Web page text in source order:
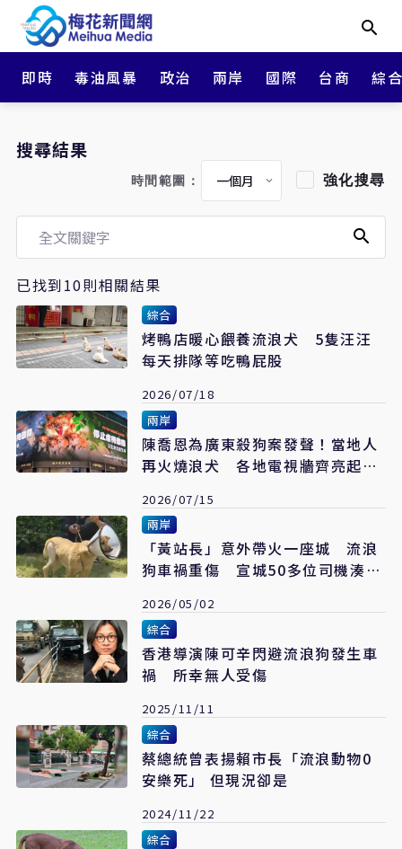
即時 毒油風暴 政治 兩岸 國際 台商 綜
搜尋結果
時間範圍： 強化搜尋
已找到10則相關結果
綜合
烤鴨店暖心餵養流浪犬 5隻汪汪
每天排隊等吃鴨屁股
2026/07/18
兩岸
陳喬恩為廣東殺狗案發聲！當地人
再火燒浪犬 各地電視牆齊亮起
2026/07/15
兩岸
「黃站長」意外帶火一座城 流浪
狗車禍重傷 宣城50多位司機湊手
2026/05/02
綜合
香港導演陳可辛閃避流浪狗發生車
禍 所幸無人受傷
2025/11/11
綜合
蔡總統曾表揚賴市長「流浪動物0
安樂死」 但現況卻是
2024/11/22
綜合